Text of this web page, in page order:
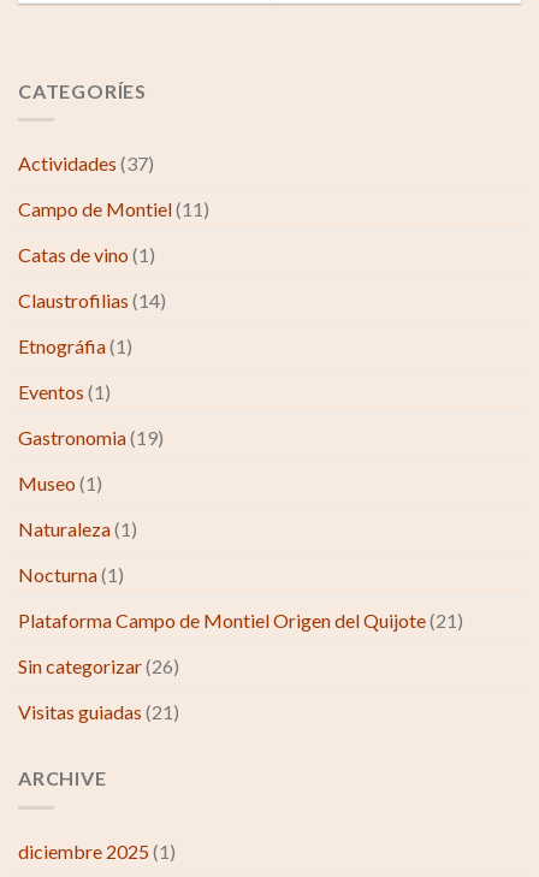
CATEGORÍES
Actividades (37)
Campo de Montiel(11)
Catas de vino (1)
Claustrofilias (14)
Etnográfia(1)
Eventos (1)
Gastronomia(19)
Museo (1)
Naturaleza(1)
Nocturna(1)
Plataforma Campo de Montiel Origen del Quijote(21)
Sin categorizar(26)
Visitas guiadas (21)
ARCHIVE
diciembre 2025(1)